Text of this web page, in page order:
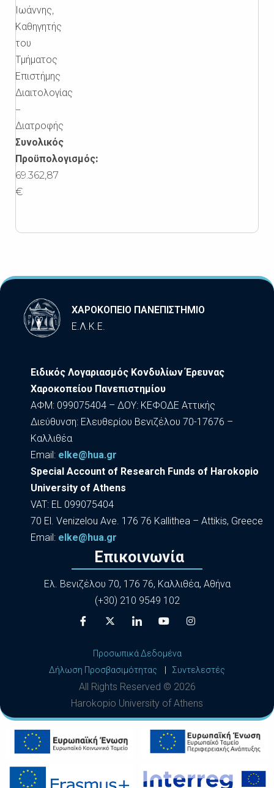
Ιωάννης,
Καθηγητής
του
Τμήματος
Επιστήμης
Διαιτολογίας
–
Διατροφής
Συνολικός
Προϋπολογισμός:
69.362,87
€
ΧΑΡΟΚΟΠΕΙΟ ΠΑΝΕΠΙΣΤΗΜΙΟ
Ε.Λ.Κ.Ε.
Ειδικός Λογαριασμός Κονδυλίων Έρευνας
Χαροκοπείου Πανεπιστημίου
ΑΦΜ: 099075404 – ΔΟΥ: ΚΕΦΟΔΕ Αττικής
Διεύθυνση: Ελευθερίου Βενιζέλου 70-17676 –
Καλλιθέα
Εmail: elke@hua.gr
Special Account of Research Funds of Harokopio
University of Athens
VAT: EL 099075404
70 El. Venizelou Ave. 176 76 Kallithea – Attikis, Greece
Εmail: elke@hua.gr
Επικοινωνία
Ελ. Βενιζέλου 70, 176 76, Καλλιθέα, Αθήνα
(+30) 210 9549 102
Προσωπικά Δεδομένα
Δήλωση Προσβασιμότητας
Συντελεστές
All Rights Reserved © 2026
Harokopio University of Athens